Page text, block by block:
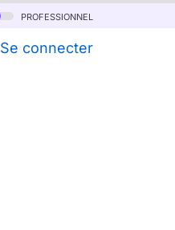
professionnel
Se connecter